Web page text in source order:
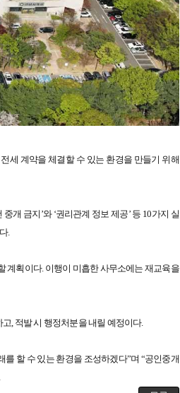
세 계약을 체결할 수 있는 환경을 만들기 위해
개 금지’와 ‘권리관계 정보 제공’ 등 10가지 실
.
계획이다. 이행이 미흡한 사무소에는 재교육을
, 적발 시 행정처분을 내릴 예정이다.
할 수 있는 환경을 조성하겠다”며 “공인중개